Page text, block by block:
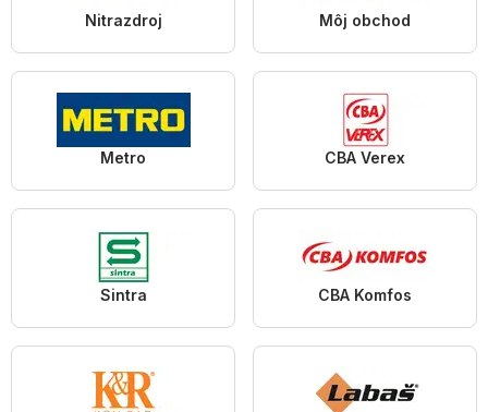
Nitrazdroj Môj obchod
Metro CBA Verex
Sintra CBA Komfos